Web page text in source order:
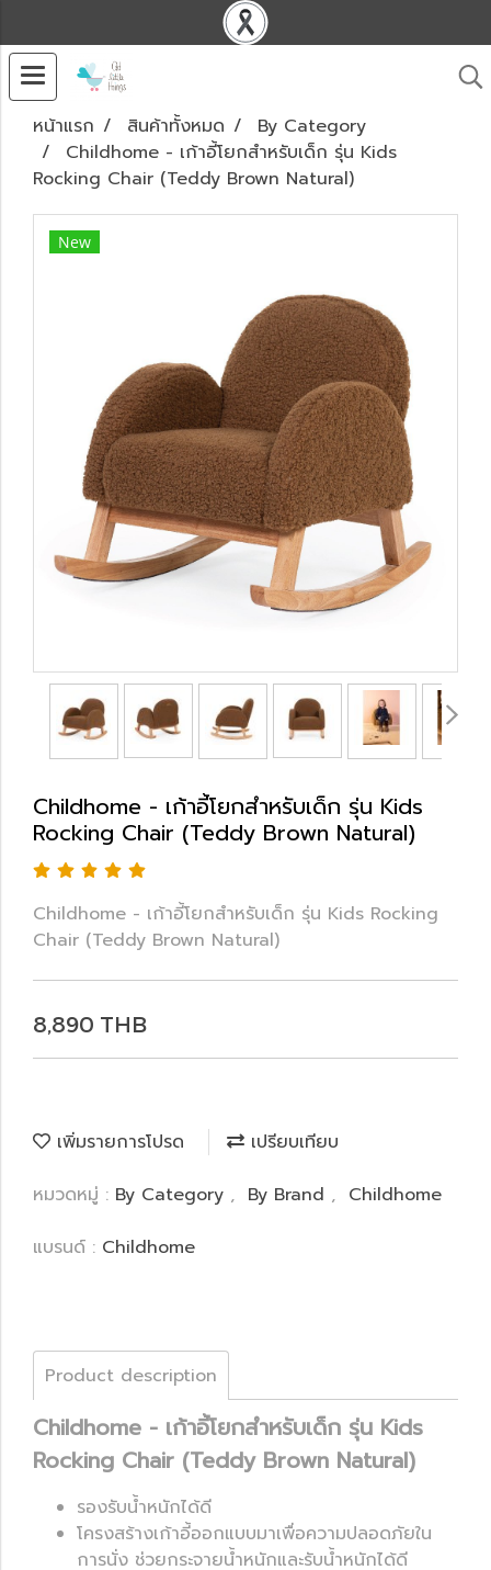
หน้าแรก สินค้าทั้งหมด
By Category
Childhome - เก้าอี้โยกสำหรับเด็ก รุ่น Kids
Rocking Chair (Teddy Brown Natural)
New
Childhome - เก้าอี้โยกสำหรับเด็ก รุ่น Kids
Rocking Chair (Teddy Brown Natural)
Childhome - เก้าอี้โยกสำหรับเด็ก รุ่น Kids Rocking
Chair (Teddy Brown Natural)
8,890 THB
เพิ่มรายการโปรด
เปรียบเทียบ
หมวดหมู่ : By Category , By Brand , Childhome
แบรนด์ : Childhome
Product description
Childhome - เก้าอี้โยกสำหรับเด็ก รุ่น Kids
Rocking Chair (Teddy Brown Natural)
รองรับน้ำหนักได้ดี
โครงสร้างเก้าอี้ออกแบบมาเพื่อความปลอดภัยใน
การนั่ง ช่วยกระจายน้ำหนักและรับน้ำหนักได้ดี